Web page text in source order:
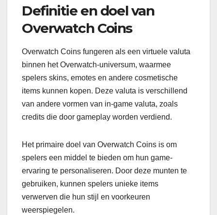
Definitie en doel van
Overwatch Coins
Overwatch Coins fungeren als een virtuele valuta
binnen het Overwatch-universum, waarmee
spelers skins, emotes en andere cosmetische
items kunnen kopen. Deze valuta is verschillend
van andere vormen van in-game valuta, zoals
credits die door gameplay worden verdiend.
Het primaire doel van Overwatch Coins is om
spelers een middel te bieden om hun game-
ervaring te personaliseren. Door deze munten te
gebruiken, kunnen spelers unieke items
verwerven die hun stijl en voorkeuren
weerspiegelen.